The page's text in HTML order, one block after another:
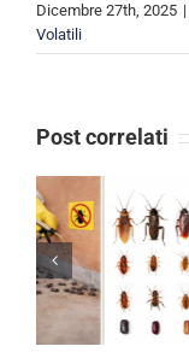
Dicembre 27th, 2025 |
Volatili
Post correlati